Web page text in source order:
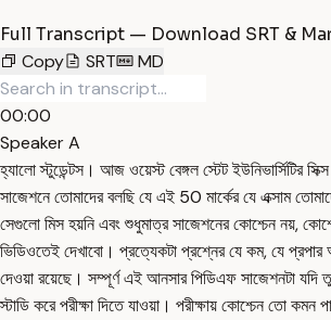
Full Transcript — Download SRT &
Copy
SRT MD
00:00
Speaker A
হ্যালো স্টুডেন্টস। আজ ওয়েস্ট বেঙ্গল স্টেট ইউনিভার্সিটির
সাজেশনে তোমাদের বলছি যে এই 50 মার্কের যে এক্সাম
সেগুলো মিস হয়নি এবং শুধুমাত্র সাজেশনের কোশ্চেন নয়,
ভিডিওতেই দেখাবো। প্রত্যেকটা প্রশ্নের যে কম, যে প্রপার
দেওয়া রয়েছে। সম্পূর্ণ এই আনসার পিডিএফ সাজেশনটা যদি
স্টাডি করে পরীক্ষা দিতে যাওয়া। পরীক্ষায় কোশ্চেন তো